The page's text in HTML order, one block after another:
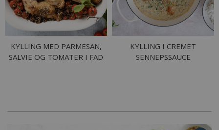
KYLLING MED PARMESAN,
SALVIE OG TOMATER I FAD
KYLLING I CREMET
SENNEPSSAUCE